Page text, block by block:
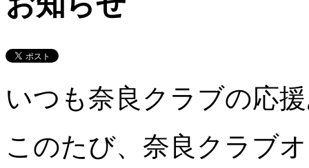
いつも奈良クラブの応
このたび、奈良クラブ